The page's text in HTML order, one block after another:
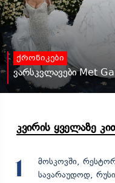
ქრონიკები
ვარსკვლავები Met
კვირის ყველაზე
1
მოსკოვში,
სავარაუდოდ,